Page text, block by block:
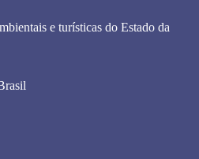
e turísticas do Estado da